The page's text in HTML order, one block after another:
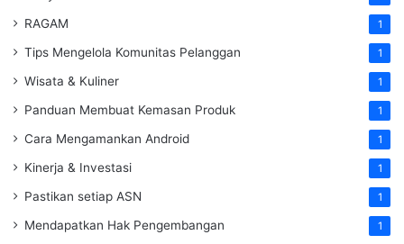
RAGAM 1
Tips Mengelola Komunitas Pelanggan 1
Wisata & Kuliner 1
Panduan Membuat Kemasan Produk 1
Cara Mengamankan Android 1
Kinerja & Investasi 1
Pastikan setiap ASN 1
Mendapatkan Hak Pengembangan 1